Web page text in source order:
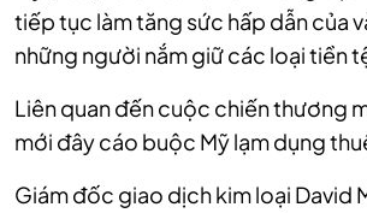
tiếp tục làm tăng sức hấp dẫn của
những người nắm giữ các loại tiền
Liên quan đến cuộc chiến thương
mới đây cáo buộc Mỹ lạm dụng
Giám đốc giao dịch kim loại David